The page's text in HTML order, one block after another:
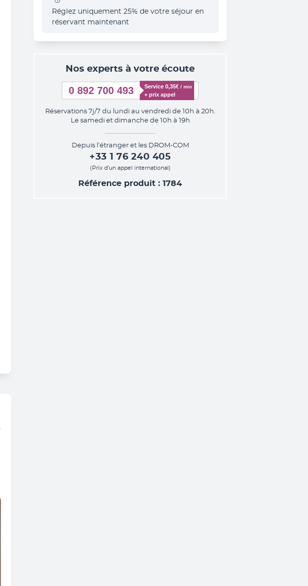
Réglez uniquement 25% de votre séjour en
réservant maintenant
Nos experts à votre écoute
0 892 700 493 Service 0,35€ / min
+ prix appel
Réservations 7j/7 du lundi au vendredi de 10h à 20h.
Le samedi et dimanche de 10h à 19h
Depuis l’étranger et les DROM-COM
+33 1 76 240 405
(Prix d’un appel international)
Référence produit : 1784